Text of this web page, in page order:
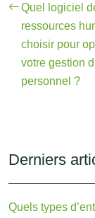
Quel logiciel
ressources
choisir pour
votre gestion
personnel ?
Derniers
Quels types